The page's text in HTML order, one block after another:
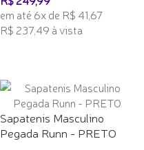
em até 6x de R$ 41,67
R$ 237,49 à vista
Sapatenis Masculino
Pegada Runn - PRETO